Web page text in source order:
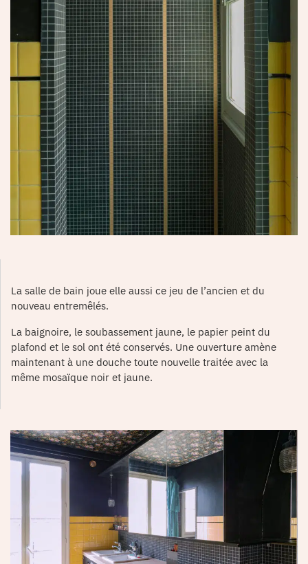
La salle de bain joue elle aussi ce jeu de l’ancien et du
nouveau entremêlés.
La baignoire, le soubassement jaune, le papier peint du
plafond et le sol ont été conservés. Une ouverture amène
maintenant à une douche toute nouvelle traitée avec la
même mosaïque noir et jaune.